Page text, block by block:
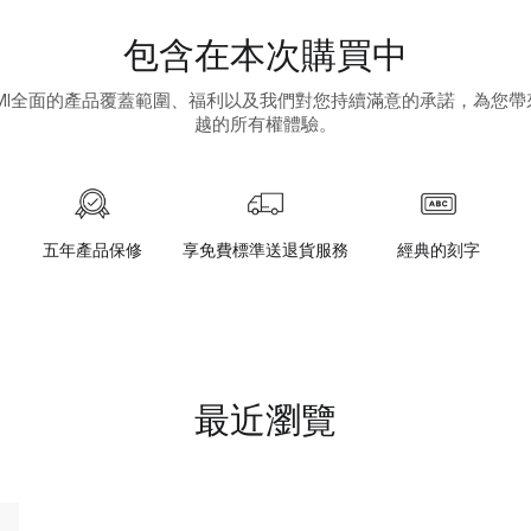
包含在本次購買中
全面的產品覆蓋範圍、福利以及我們對您持續滿意的承諾，為您帶
越的所有權體驗。
五年產品保修 享免費標準送退貨服務 經典的刻字
最近瀏覽